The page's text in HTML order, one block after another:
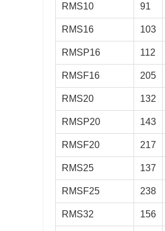
RMS10 91
RMS16 103
RMSP16 112
RMSF16 205
RMS20 132
RMSP20 143
RMSF20 217
RMS25 137
RMSF25 238
RMS32 156